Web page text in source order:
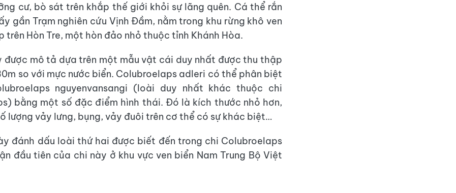
cư, bò sát trên khắp thế giới khỏi sự lãng quên. Cá thể rắn
gần Trạm nghiên cứu Vịnh Đầm, nằm trong khu rừng khô ven
trên Hòn Tre, một hòn đảo nhỏ thuộc tỉnh Khánh Hòa.
được mô tả dựa trên một mẫu vật cái duy nhất được thu thập
so với mực nước biển. Colubroelaps adleri có thể phân biệt
nguyenvansangi (loài duy nhất khác thuộc chi
bằng một số đặc điểm hình thái. Đó là kích thước nhỏ hơn,
lượng vảy lưng, bụng, vảy đuôi trên cơ thể có sự khác biệt…
đánh dấu loài thứ hai được biết đến trong chi Colubroelaps
đầu tiên của chi này ở khu vực ven biển Nam Trung Bộ Việt